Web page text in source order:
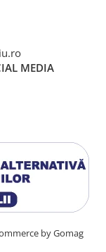
MEDIA
by Gomag